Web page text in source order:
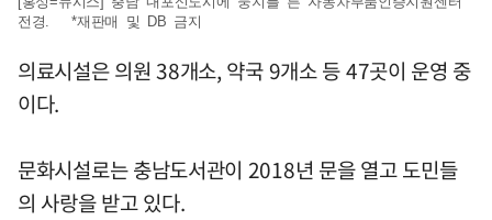
전경. *재판매 및 DB 금지
의료시설은 의원 38개소, 약국 9개소 등 47곳이 운영 중
이다.
문화시설로는 충남도서관이 2018년 문을 열고 도민들
의 사랑을 받고 있다.